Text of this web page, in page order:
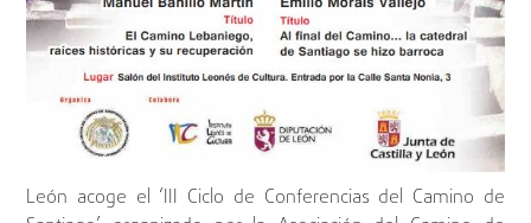
León acoge el ‘III Ciclo de Conferencias del Camino de